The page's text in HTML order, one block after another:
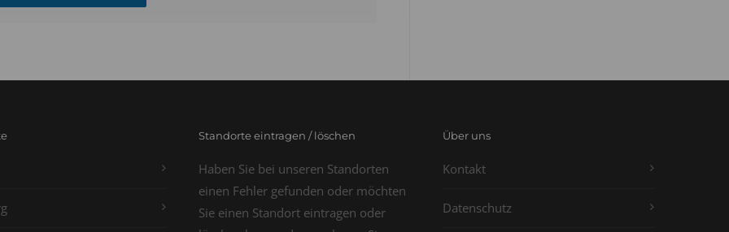
Standorte eintragen / löschen
Haben Sie bei unseren Standorten
einen Fehler gefunden oder möchten
Sie einen Standort eintragen oder
Über uns
Kontakt
Datenschutz